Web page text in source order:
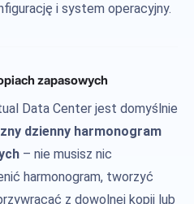
i system operacyjny.
zapasowych
Data Center jest domyślnie
dzienny harmonogram
– nie musisz nic
harmonogram, tworzyć
z dowolnej kopii lub